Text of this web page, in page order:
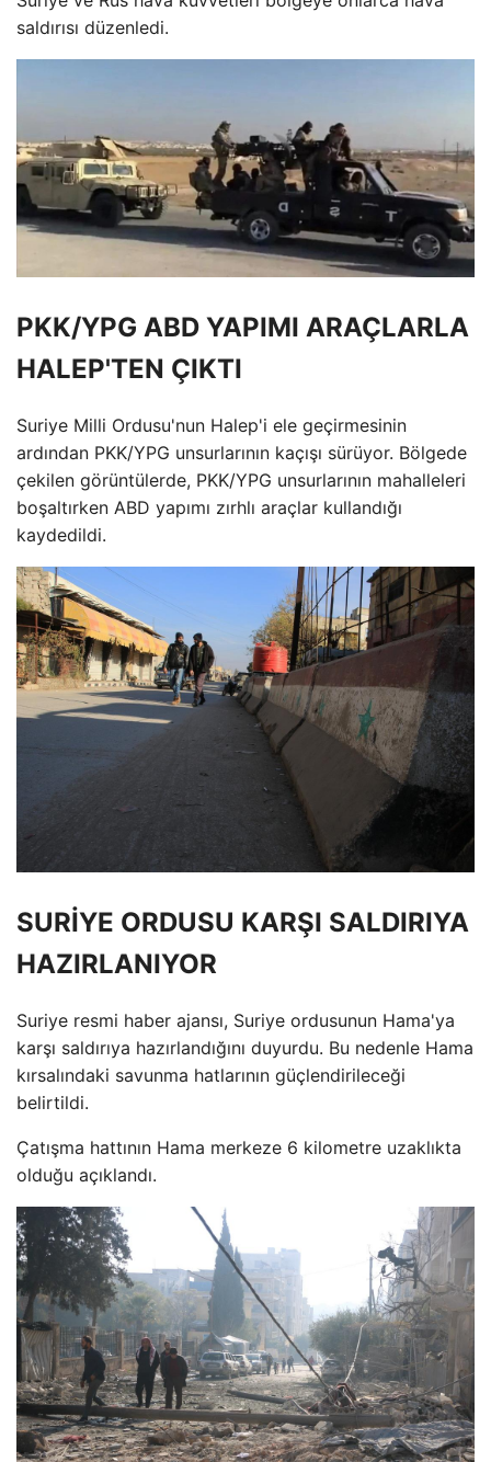
saldırısı düzenledi.
PKK/YPG ABD YAPIMI ARAÇLARLA
HALEP'TEN ÇIKTI
Suriye Milli Ordusu'nun Halep'i ele geçirmesinin
ardından PKK/YPG unsurlarının kaçışı sürüyor. Bölgede
çekilen görüntülerde, PKK/YPG unsurlarının mahalleleri
boşaltırken ABD yapımı zırhlı araçlar kullandığı
kaydedildi.
SURİYE ORDUSU KARŞI SALDIRIYA
HAZIRLANIYOR
Suriye resmi haber ajansı, Suriye ordusunun Hama'ya
karşı saldırıya hazırlandığını duyurdu. Bu nedenle Hama
kırsalındaki savunma hatlarının güçlendirileceği
belirtildi.
Çatışma hattının Hama merkeze 6 kilometre uzaklıkta
olduğu açıklandı.